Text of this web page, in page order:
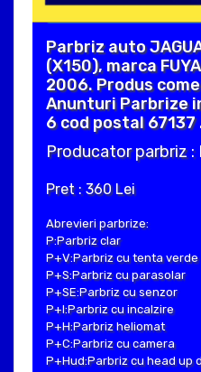
Parbriz auto
(X150), marca
2006. Produs
Anunturi Parbrize
6 cod postal 67137
Producator parbriz :
Pret : 360 Lei
Abrevieri parbrize:
P:Parbriz clar
P+V:Parbriz cu tenta verde
P+S:Parbriz cu parasolar
P+SE:Parbriz cu senzor
P+I:Parbriz cu incalzire
P+H:Parbriz heliomat
P+C:Parbriz cu camera
P+Hud:Parbriz cu head up